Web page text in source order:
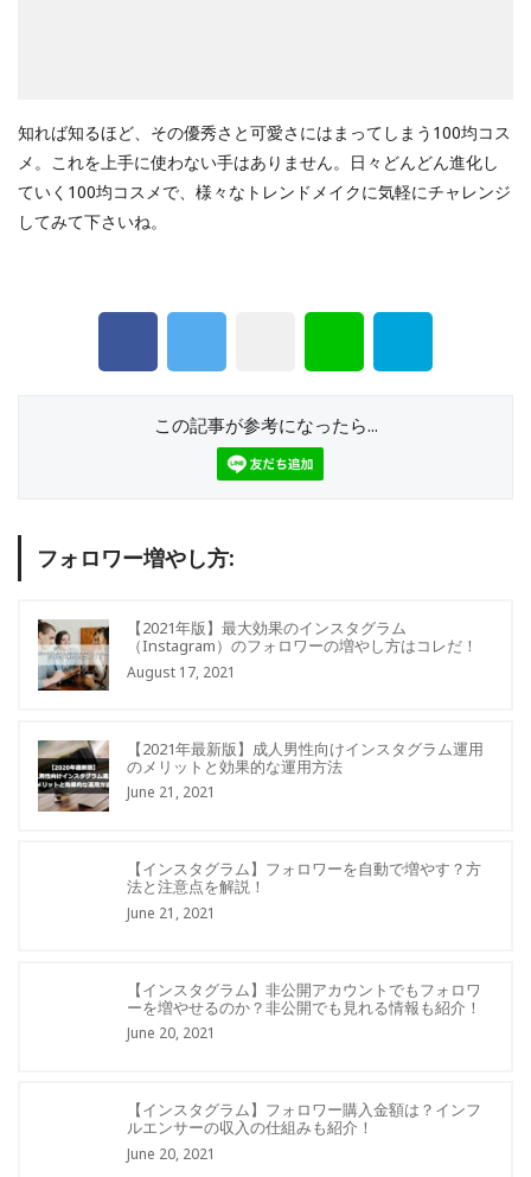
知れば知るほど、その優秀さと可愛さにはまってしまう100均コス
メ。これを上手に使わない手はありません。日々どんどん進化し
ていく100均コスメで、様々なトレンドメイクに気軽にチャレンジ
してみて下さいね。
この記事が参考になったら...
フォロワー増やし方:
【2021年版】最大効果のインスタグラム
（Instagram）のフォロワーの増やし方はコレだ！
August 17, 2021
【2021年最新版】成人男性向けインスタグラム運用
のメリットと効果的な運用方法
June 21, 2021
【インスタグラム】フォロワーを自動で増やす？方
法と注意点を解説！
June 21, 2021
【インスタグラム】非公開アカウントでもフォロワ
ーを増やせるのか？非公開でも見れる情報も紹介！
June 20, 2021
【インスタグラム】フォロワー購入金額は？インフ
ルエンサーの収入の仕組みも紹介！
June 20, 2021